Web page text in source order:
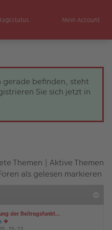
Mein Account
gerade befinden, steht
Sie sich jetzt in
Themen | Aktive Themen
als gelesen markieren
der Beitragsfunkt…